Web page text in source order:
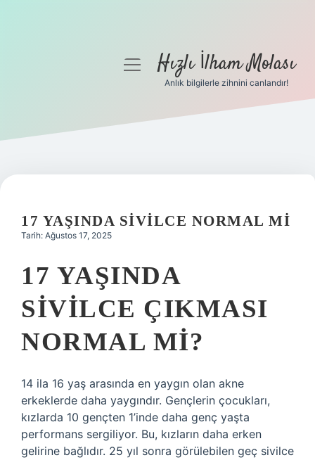
Gizlilik Politikası
Yasal Uyarı
menüyüHızlı İlham Molası
Anlık bilgilerle zihnini canlandır!
17 YAŞINDA SIVILCE NORMAL MI
Tarih: Ağustos 17, 2025
17 YAŞINDA
SIVILCE ÇIKMASI
NORMAL MI?
14 ila 16 yaş arasında en yaygın olan akne
erkeklerde daha yaygındır. Gençlerin çocukları,
kızlarda 10 gençten 1’inde daha genç yaşta
performans sergiliyor. Bu, kızların daha erken
gelirine bağlıdır. 25 yıl sonra görülebilen geç sivilce